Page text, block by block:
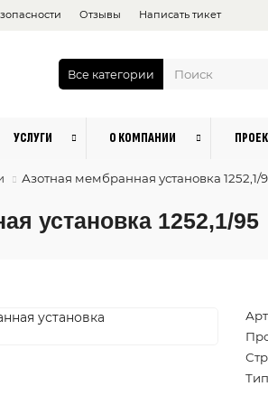
Отзывы Написать тикет
Все категории
УСЛУГИ О КОМПАНИИ
Азотная мембранная установка 1252,1/
установка 1252,1/95